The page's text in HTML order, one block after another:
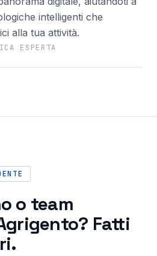
intelligenti che
alla tua attività.
ESPERTA
o team
Fatti